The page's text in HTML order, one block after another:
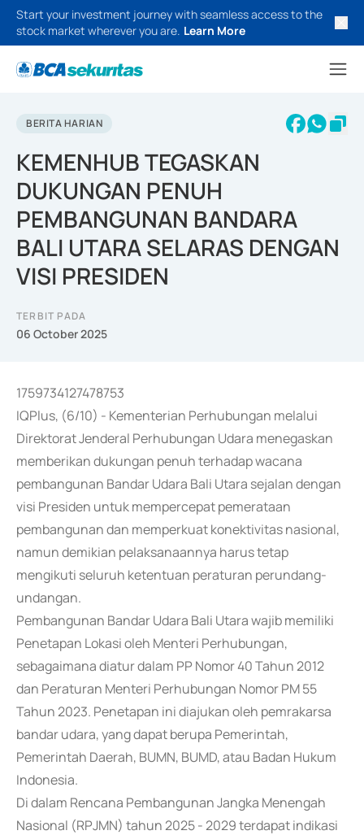
Start your investment journey with seamless access to the
stock market wherever you are. Learn More
BERITA HARIAN
KEMENHUB TEGASKAN
DUKUNGAN PENUH
PEMBANGUNAN BANDARA
BALI UTARA SELARAS DENGAN
VISI PRESIDEN
TERBIT PADA
06 October 2025
1759734127478753
IQPlus, (6/10) - Kementerian Perhubungan melalui
Direktorat Jenderal Perhubungan Udara menegaskan
memberikan dukungan penuh terhadap wacana
pembangunan Bandar Udara Bali Utara sejalan dengan
visi Presiden untuk mempercepat pemerataan
pembangunan dan memperkuat konektivitas nasional,
namun demikian pelaksanaannya harus tetap
mengikuti seluruh ketentuan peraturan perundang-
undangan.
Pembangunan Bandar Udara Bali Utara wajib memiliki
Penetapan Lokasi oleh Menteri Perhubungan,
sebagaimana diatur dalam PP Nomor 40 Tahun 2012
dan Peraturan Menteri Perhubungan Nomor PM 55
Tahun 2023. Penetapan ini diajukan oleh pemrakarsa
bandar udara, yang dapat berupa Pemerintah,
Pemerintah Daerah, BUMN, BUMD, atau Badan Hukum
Indonesia.
Di dalam Rencana Pembangunan Jangka Menengah
Nasional (RPJMN) tahun 2025 - 2029 terdapat indikasi